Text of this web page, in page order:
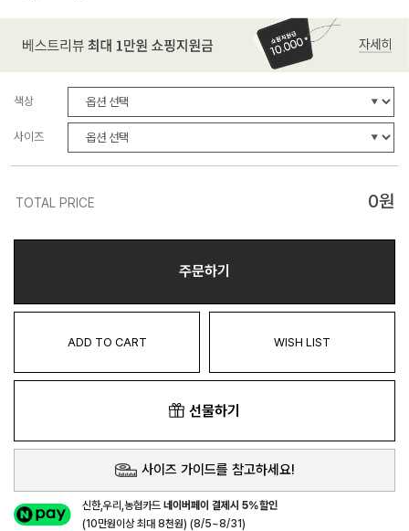
색상
사이즈
TOTAL PRICE 0원
주문하기
ADD TO CART WISH LIST
선물하기
사이즈 가이드를 참고하세요!
신한,우리,농협카드네이버페이 결제시 5%할인
(10만원이상 최대 8천원) (8/5~8/31)